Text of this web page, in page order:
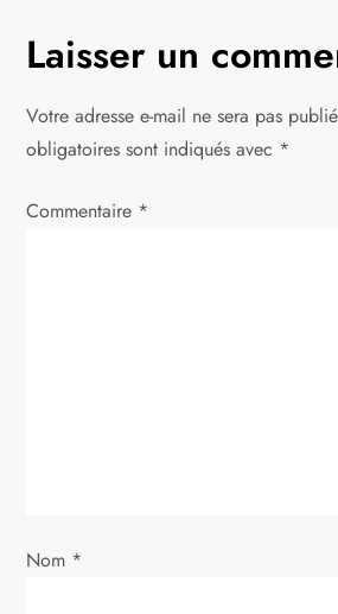
g
a
t
’
Laisser un
Votre adresse e-mail ne sera pas
obligatoires sont indiqués avec *
Commentaire *
Nom *